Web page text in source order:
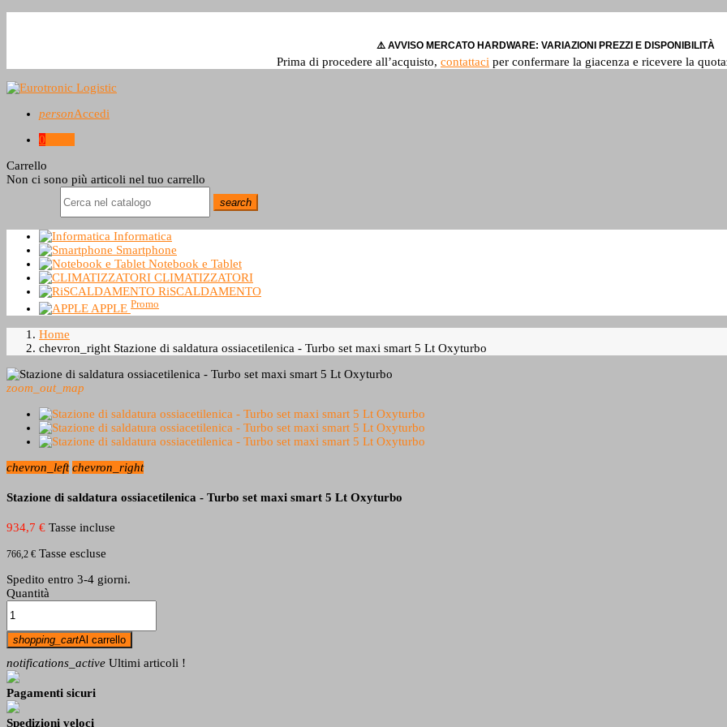
⚠️ AVVISO MERCATO HARDWARE: VARIAZIONI PREZZI E DISPONIBILITÀ
Prima di procedere all’acquisto, contattaci per confermare la giacenza e ricevere la
personAccedi
0
Carrello
Non ci sono più articoli nel tuo carrello
search
Informatica
Smartphone
Notebook e Tablet
CLIMATIZZATORI
RiSCALDAMENTO
APPLE Promo
Home
chevron_right Stazione di saldatura ossiacetilenica - Turbo set maxi smart 5 Lt Oxyturbo
zoom_out_map
chevron_left chevron_right
Stazione di saldatura ossiacetilenica - Turbo set maxi smart 5 Lt Oxyturbo
934,7 € Tasse incluse
766,2 € Tasse escluse
Spedito entro 3-4 giorni.
Quantità
shopping_cartAl carrello
notifications_active Ultimi articoli !
Pagamenti sicuri
Spedizioni veloci